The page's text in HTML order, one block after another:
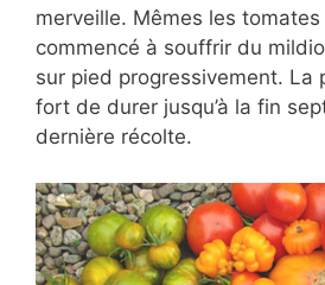
merveille. Mêmes les
commencé à souffrir du
sur pied progressivement. La
fort de durer jusqu’à la fin
dernière récolte.